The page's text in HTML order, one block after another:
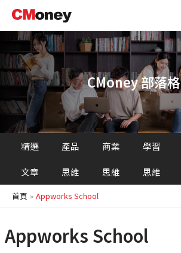
主
容
CMoney 部落格
精選
文章
產品
思維
商業
思維
學習
思維
首頁 Appworks School
Appworks School